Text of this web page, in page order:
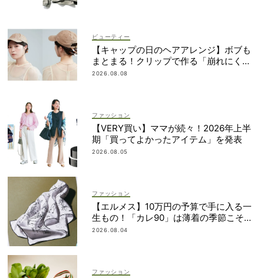
ビューティー
【キャップの日のヘアアレンジ】ボブも
まとまる！クリップで作る「崩れにくい
まとめ髪」
2026.08.08
ファッション
【VERY買い】ママが続々！2026年上半
期「買ってよかったアイテム」を発表
2026.08.05
ファッション
【エルメス】10万円の予算で手に入る一
生もの！「カレ90」は薄着の季節こそ重
宝
2026.08.04
ファッション